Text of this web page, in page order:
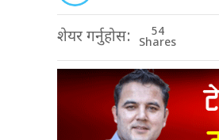
शेयर गर्नुहोस: 54
Shares